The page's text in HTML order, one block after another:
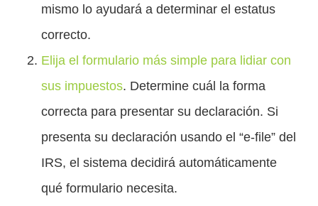
mismo lo ayudará a determinar el estatus
correcto.
Elija el formulario más simple para lidiar con
sus impuestos. Determine cuál la forma
correcta para presentar su declaración. Si
presenta su declaración usando el “e-file” del
IRS, el sistema decidirá automáticamente
qué formulario necesita.